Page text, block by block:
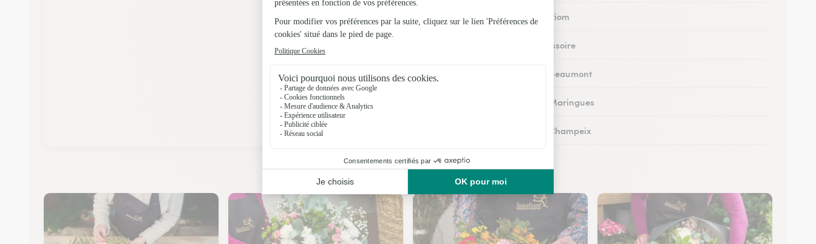
Fleuristes à Riom
Fleuristes à Issoire
Fleuristes à Beaumont
Fleuristes à Maringues
Fleuristes à Champeix
Fleuristes à Ambert
Nos fleuristes à Ceyrat